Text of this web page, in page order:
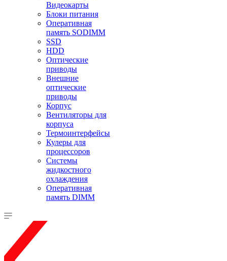
Видеокарты
Блоки питания
Оперативная
память SODIMM
SSD
HDD
Оптические
приводы
Внешние
оптические
приводы
Корпус
Вентиляторы для
корпуса
Термоинтерфейсы
Кулеры для
процессоров
Системы
жидкостного
охлаждения
Оперативная
память DIMM